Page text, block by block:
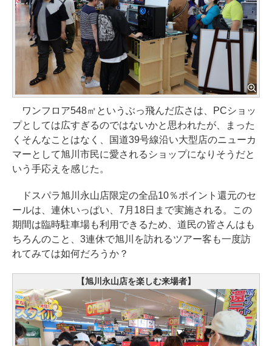
ワンフロア548㎡というぶっ飛んだ広さは、PCショッ
プとしては広すぎるのではないかと思われたが、まった
くそんなことはなく、国道39号線沿い大型店のニューカ
マーとして旭川市民に愛されるショップになりそうだと
いう手応えを感じた。
ドスパラ旭川永山店限定の全品10％ポイント還元のセ
ールは、連休いっぱい、7月18日まで実施される。この
期間は臨時駐車場も利用できるため、道民の皆さんはも
ちろんのこと、3連休で旭川を訪れるツアー客も一度訪
れてみては如何だろうか？
【旭川永山店を楽しむ来場者】